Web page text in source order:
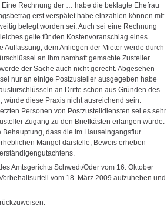
Rechnung der … habe die beklagte Ehefrau
erst verspätet habe einzahlen können mit
belegt worden sei. Auch sei eine Rechnung
gelte für den Kostenvoranschlag eines …
dem Anliegen der Mieter werde durch
an ihm namhaft gemachte Zusteller
der Sache auch nicht gerecht. Abgesehen
nur an einige Postzusteller ausgegeben habe
an Dritte schon aus Gründen des
diese Praxis nicht ausreichend sein.
Personen von Postzustelldiensten sei es sehr
Zugang zu den Briefkästen erlangen würde.
Behauptung, dass die im Hauseingangsflur
Mangel darstelle, Beweis erheben
Amtsgerichts Schwedt/Oder vom 16. Oktober
vom 18. März 2009 aufzuheben und